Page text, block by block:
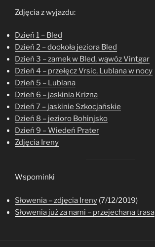
Zdjęcia z wyjazdu:
Dzień 1 – Bled
Dzień 2 – dookoła jeziora Bled
Dzień 3 – zamek w Bled, wąwóz Vintgar
Dzień 4 – przełęcz Vrsic, Lublana w nocy
Dzień 5 – Lublana
Dzień 6 – jaskinia Krizna
Dzień 7 – jaskinie Szkocjańskie
Dzień 8 – jezioro Bohinjsko
Dzień 9 – Wiedeń Prater
Zdjęcia Ireny
Wspominki
Słowenia – zdjęcia Ireny (7/12/2019)
Słowenia już za nami – przejechana trasa